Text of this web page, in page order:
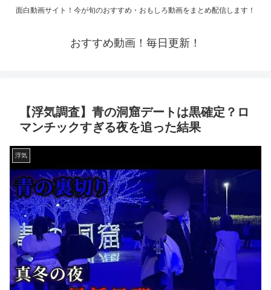
面白動画サイト！今が旬のおすすめ・おもしろ動画をまとめ配信します！
おすすめ動画！毎日更新！
【浮気調査】青の洞窟デートは黒確定？ロ
マンチックすぎる夜を追った結果
浮気